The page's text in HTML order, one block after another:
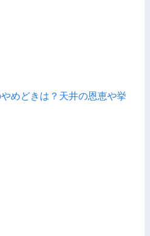
めどきは？天井の恩恵や挙